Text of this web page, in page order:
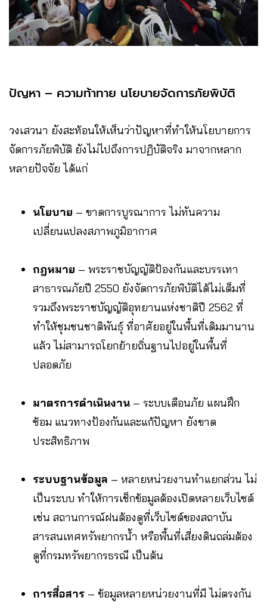
ปัญหา – ความท้าทาย นโยบายจัดการภัยพิบัติ
วงเสวนา ยังสะท้อนให้เห็นว่าปัญหาที่ทำให้นโยบายการ
จัดการภัยพิบัติ ยังไม่ไปถึงการปฏิบัติจริง มาจากหลาก
หลายปัจจัย ได้แก่
นโยบาย – ขาดการบูรณาการ ไม่ทันความ
เปลี่ยนแปลงสภาพภูมิอากาศ
กฎหมาย – พระราชบัญญัติป้องกันและบรรเทา
สาธารณภัยปี 2550 ยังจัดการภัยพิบัติได้ไม่เต็มที่
รวมถึงพระราชบัญญัติอุทยานแห่งชาติปี 2562 ที่
ทำให้ชุมชนชาติพันธุ์ ที่อาศัยอยู่ในพื้นที่เดิมมานาน
แล้ว ไม่สามารถโยกย้ายถิ่นฐานไปอยู่ในพื้นที่
ปลอดภัย
มาตรการดำเนินงาน – ระบบเตือนภัย แผนฝึก
ซ้อม แนวทางป้องกันและแก้ปัญหา ยังขาด
ประสิทธิภาพ
ระบบฐานข้อมูล – หลายหน่วยงานทำแยกส่วน ไม่
เป็นระบบ ทำให้การเช็กข้อมูลต้องเปิดหลายเว็บไซต์
เช่น สถานการณ์ฝนต้องดูที่เว็บไซต์ของสถาบัน
สารสนเทศทรัพยากรน้ำ หรือพื้นที่เสี่ยงดินถล่มต้อง
ดูที่กรมทรัพยากรธรณี เป็นต้น
การสื่อสาร – ข้อมูลหลายหน่วยงานที่มี ไม่ตรงกัน